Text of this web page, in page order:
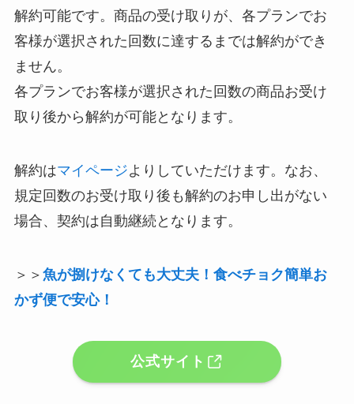
解約可能です。商品の受け取りが、各プランでお
客様が選択された回数に達するまでは解約ができ
ません。
各プランでお客様が選択された回数の商品お受け
取り後から解約が可能となります。
解約はマイページよりしていただけます。なお、
規定回数のお受け取り後も解約のお申し出がない
場合、契約は自動継続となります。
＞＞ 魚が捌けなくても大丈夫！食べチョク簡単お
かず便で安心！
公式サイト